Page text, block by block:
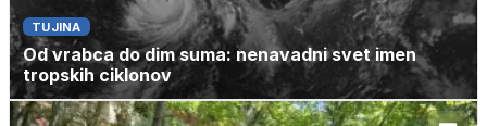
TUJINA
Od vrabca do dim suma: nenavadni svet imen
tropskih ciklonov